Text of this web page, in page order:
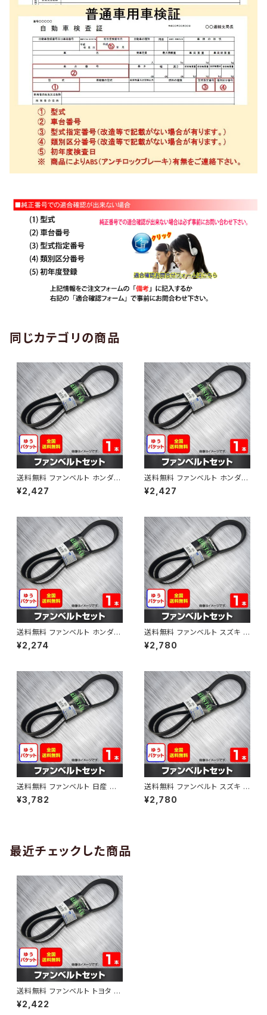
同じカテゴリの商品
送料無料 ファンベルト ホンダ
ゼスト 型式JE1 H18.03～H24.
11 （国内トップメーカー） 1本 H
¥2,427
送料無料 ファンベルト ホンダ ラ
イフ 型式JB6 H15.09～H20.1
1 （国内トップメーカー） 1本 HA
¥2,427
送料無料 ファンベルト ホンダ フ
ィット 型式GE6 H19.10～H25.
09 （国内トップメーカー） 1本 H
¥2,274
送料無料 ファンベルト スズキ ス
ペーシア 型式MK32S H25.03
～H30.02 （国内トップメーカ
¥2,780
送料無料 ファンベルト 日産 キ
ューブ 型式Z12 H20.11～H24.
10 （国内トップメーカー） 1本 H
¥3,782
送料無料 ファンベルト スズキ ワ
ゴンR 型式MH34S H24.09～
H29.02 （国内トップメーカー）
¥2,780
最近チェックした商品
送料無料 ファンベルト トヨタ カ
ローラ 型式NZE121 H16.04～
H18.10 （国内トップメーカー） 1
¥2,422